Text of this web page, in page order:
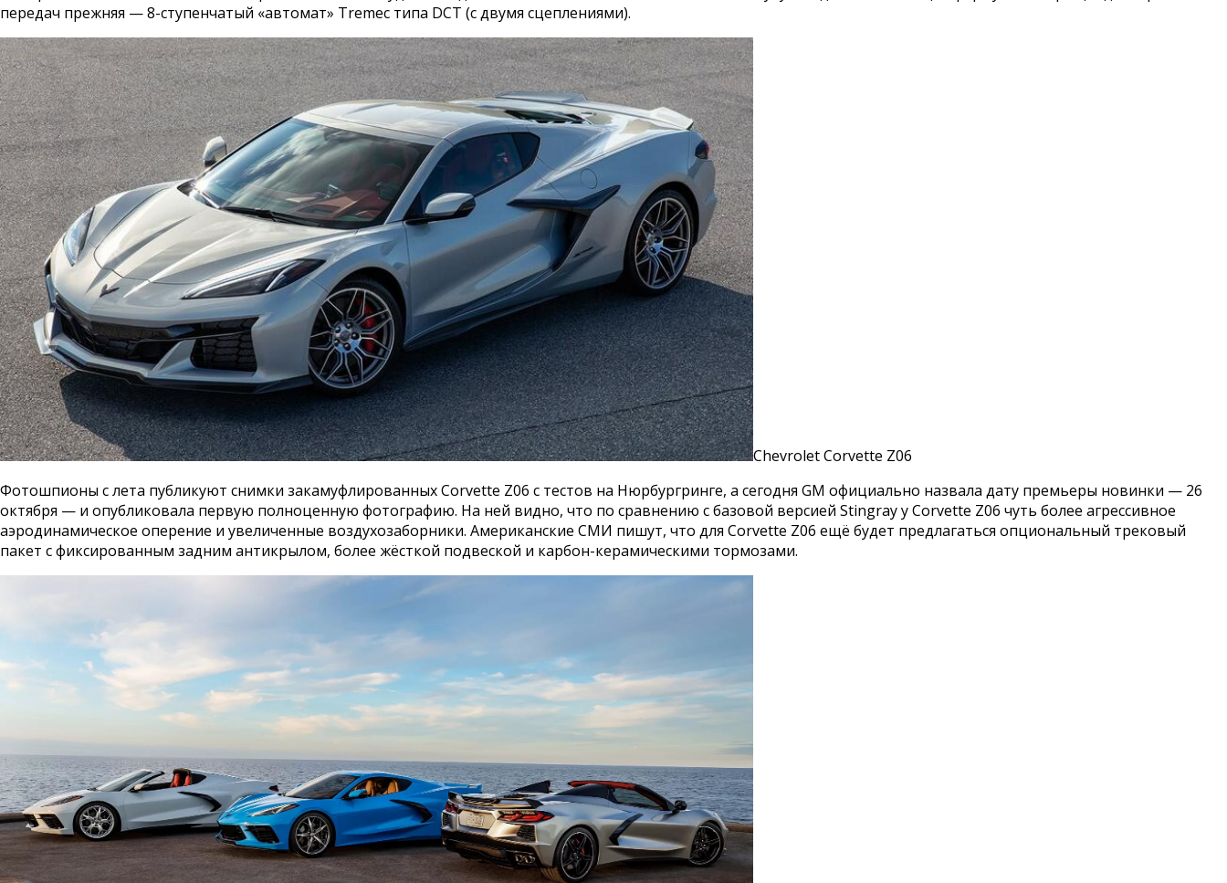
передач прежняя — 8-ступенчатый «автомат» Tremec типа DCT (с двумя сцеплениями).
Chevrolet Corvette Z06
Фотошпионы с лета публикуют снимки закамуфлированных Corvette Z06 с тестов на Нюрбургринге, а сегодня GM официально назвала дату премьеры новинки — 26
октября — и опубликовала первую полноценную фотографию. На ней видно, что по сравнению с базовой версией Stingray у Corvette Z06 чуть более агрессивное
аэродинамическое оперение и увеличенные воздухозаборники. Американские СМИ пишут, что для Corvette Z06 ещё будет предлагаться опциональный трековый
пакет с фиксированным задним антикрылом, более жёсткой подвеской и карбон-керамическими тормозами.